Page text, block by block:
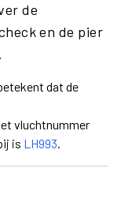
de
en de pier
dat de
vluchtnummer
is LH993.